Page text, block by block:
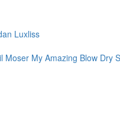
Luxliss
Moser My Amazing Blow Dry